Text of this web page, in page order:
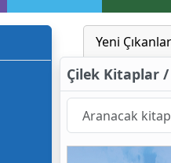
Yeni Çıkanlar
Çilek Kitaplar /